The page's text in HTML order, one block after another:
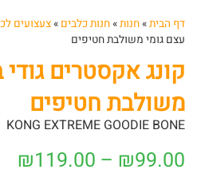
דף הבית»חנות»חנות כלבים »צעצועים
עצם גומי משולבת חטיפים
קונג אקסטרים גודי
משולבת חטיפים
KONG EXTREME GOODIE BONE
₪99.00
–
₪119.00